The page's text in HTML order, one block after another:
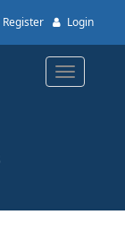
Register Login
Toggle